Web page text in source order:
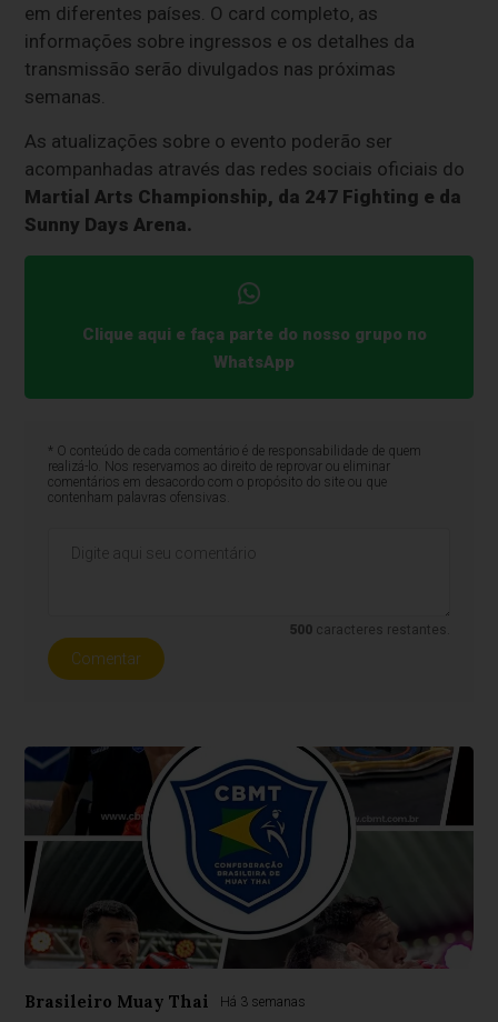
em diferentes países. O card completo, as
informações sobre ingressos e os detalhes da
transmissão serão divulgados nas próximas
semanas.
As atualizações sobre o evento poderão ser
acompanhadas através das redes sociais oficiais do
Martial Arts Championship, da 247 Fighting e da
Sunny Days Arena.
Clique aqui e faça parte do nosso grupo no
WhatsApp
* O conteúdo de cada comentário é de responsabilidade de quem
realizá-lo. Nos reservamos ao direito de reprovar ou eliminar
comentários em desacordo com o propósito do site ou que
contenham palavras ofensivas.
500 caracteres restantes.
Comentar
Brasileiro Muay Thai Há 3 semanas